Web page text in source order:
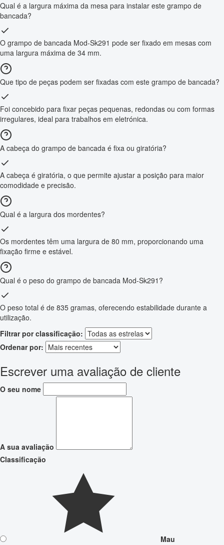
Qual é a largura máxima da mesa para instalar este grampo de
bancada?
O grampo de bancada Mod-Sk291 pode ser fixado em mesas com
uma largura máxima de 34 mm.
Que tipo de peças podem ser fixadas com este grampo de bancada?
Foi concebido para fixar peças pequenas, redondas ou com formas
irregulares, ideal para trabalhos em eletrónica.
A cabeça do grampo de bancada é fixa ou giratória?
A cabeça é giratória, o que permite ajustar a posição para maior
comodidade e precisão.
Qual é a largura dos mordentes?
Os mordentes têm uma largura de 80 mm, proporcionando uma
fixação firme e estável.
Qual é o peso do grampo de bancada Mod-Sk291?
O peso total é de 835 gramas, oferecendo estabilidade durante a
utilização.
Filtrar por classificação:
Ordenar por:
Escrever uma avaliação de cliente
O seu nome
A sua avaliação
Classificação
Mau